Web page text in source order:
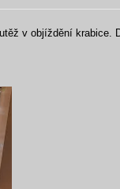
v objíždění krabice.